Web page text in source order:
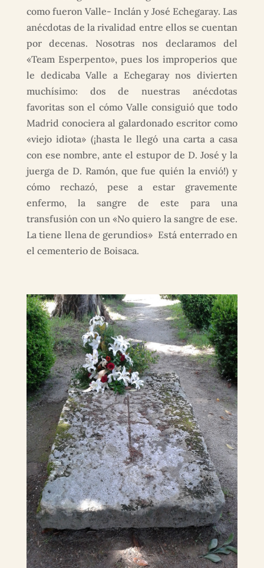
como fueron Valle- Inclán y José Echegaray. Las
anécdotas de la rivalidad entre ellos se cuentan
por decenas. Nosotras nos declaramos del
«Team Esperpento», pues los improperios que
le dedicaba Valle a Echegaray nos divierten
muchísimo: dos de nuestras anécdotas
favoritas son el cómo Valle consiguió que todo
Madrid conociera al galardonado escritor como
«viejo idiota» (¡hasta le llegó una carta a casa
con ese nombre, ante el estupor de D. José y la
juerga de D. Ramón, que fue quién la envió!) y
cómo rechazó, pese a estar gravemente
enfermo, la sangre de este para una
transfusión con un «No quiero la sangre de ese.
La tiene llena de gerundios» Está enterrado en
el cementerio de Boisaca.